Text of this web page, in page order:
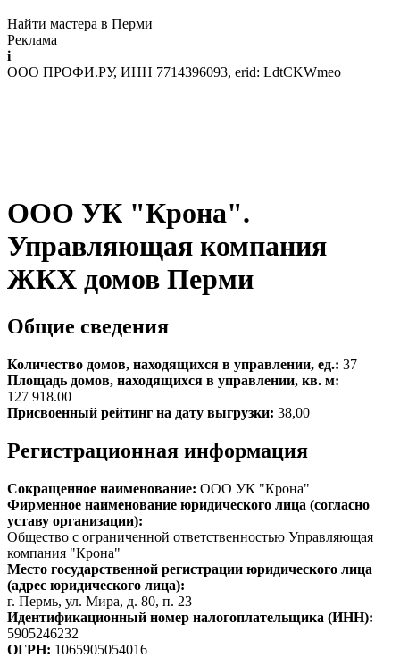
Найти мастера в Перми
Реклама
i
ООО ПРОФИ.РУ, ИНН 7714396093, erid: LdtCKWmeo
ООО УК "Крона".
Управляющая компания
ЖКХ домов Перми
Общие сведения
Количество домов, находящихся в управлении, ед.: 37
Площадь домов, находящихся в управлении, кв. м:
127 918.00
Присвоенный рейтинг на дату выгрузки: 38,00
Регистрационная информация
Сокращенное наименование: ООО УК "Крона"
Фирменное наименование юридического лица (согласно
уставу организации):
Общество с ограниченной ответственностью Управляющая
компания "Крона"
Место государственной регистрации юридического лица
(адрес юридического лица):
г. Пермь, ул. Мира, д. 80, п. 23
Идентификационный номер налогоплательщика (ИНН):
5905246232
ОГРН: 1065905054016